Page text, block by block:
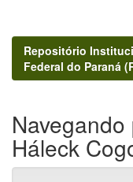
Repositório
Federal do Paraná
Háleck